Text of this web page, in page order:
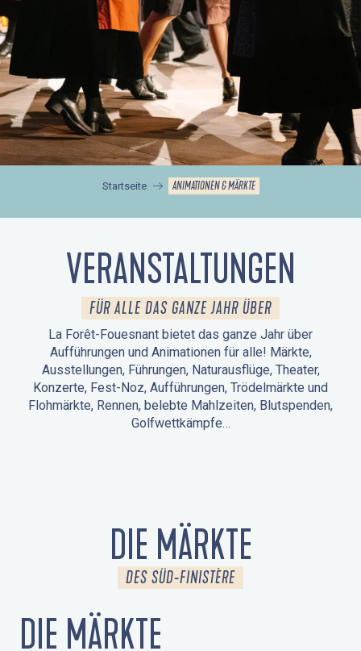
Startseite ANIMATIONEN & MÄRKTE
VERANSTALTUNGEN
FÜR ALLE DAS GANZE JAHR ÜBER
La Forêt-Fouesnant bietet das ganze Jahr über
Aufführungen und Animationen für alle! Märkte,
Ausstellungen, Führungen, Naturausflüge, Theater,
Konzerte, Fest-Noz, Aufführungen, Trödelmärkte und
Flohmärkte, Rennen, belebte Mahlzeiten, Blutspenden,
Golfwettkämpfe…
DIE MÄRKTE
DES SÜD-FINISTÈRE
DIE MÄRKTE